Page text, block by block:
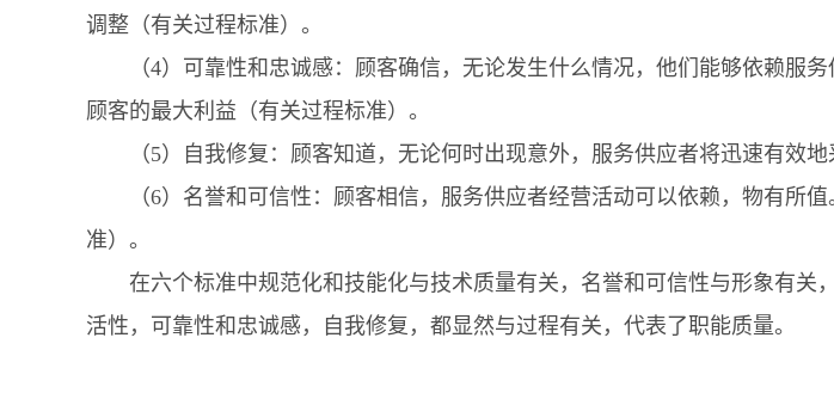
调整（有关过程标准）。
（4）可靠性和忠诚感：顾客确信，无论发生什么情况，他们能够依赖服务
顾客的最大利益（有关过程标准）。
（5）自我修复：顾客知道，无论何时出现意外，服务供应者将迅速有效地
（6）名誉和可信性：顾客相信，服务供应者经营活动可以依赖，物有所值
准）。
在六个标准中规范化和技能化与技术质量有关，名誉和可信性与形象有关
活性，可靠性和忠诚感，自我修复，都显然与过程有关，代表了职能质量。